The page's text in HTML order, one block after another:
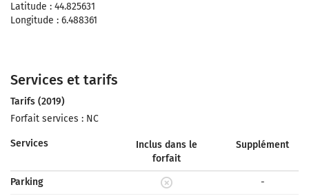
Latitude : 44.825631
Longitude : 6.488361
Services et tarifs
Tarifs (2019)
Forfait services : NC
Services
Inclus dans le
forfait
Supplément
Parking
-